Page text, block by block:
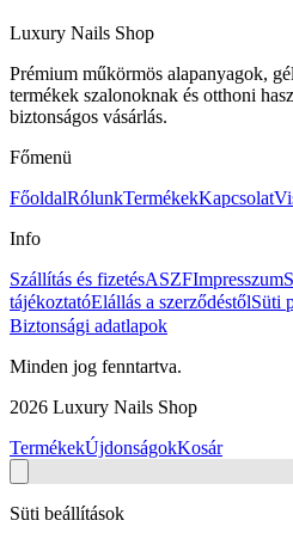
Luxury Nails Shop
Prémium műkörmös alapanyagok,
termékek szalonoknak és otthoni
biztonságos vásárlás.
Főmenü
FőoldalRólunkTermékekKapcsolat
Info
Szállítás és fizetésASZFImpresszum
tájékoztatóElállás a szerződéstőlSüti
Biztonsági adatlapok
Minden jog fenntartva.
2026 Luxury Nails Shop
TermékekÚjdonságokKosár
Süti beállítások